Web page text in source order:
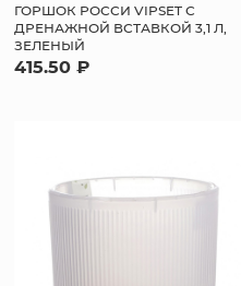
ГОРШОК РОССИ VIPSET С
ДРЕНАЖНОЙ ВСТАВКОЙ 3,1 Л,
ЗЕЛЕНЫЙ
415.50 ₽